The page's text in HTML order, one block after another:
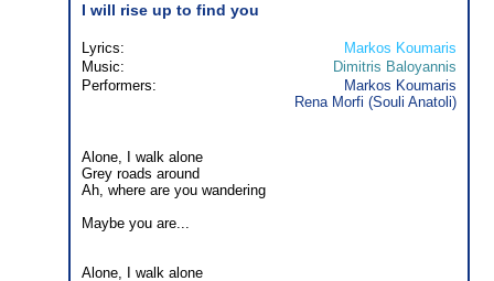
I will rise up to find you
Lyrics:
Markos Koumaris
Music:
Dimitris Baloyannis
Performers:
Markos Koumaris
Rena Morfi (Souli Anatoli)
Alone, I walk alone
Grey roads around
Ah, where are you wandering
Maybe you are...
Alone, I walk alone